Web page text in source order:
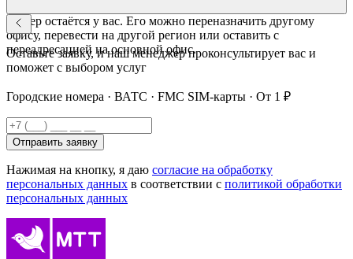
Номер остаётся у вас. Его можно переназначить другому
офису, перевести на другой регион или оставить с
переадресацией на основной офис.
Оставьте заявку, и наш менеджер проконсультирует вас и
поможет с выбором услуг
Городские номера · ВАТС · FMC SIM-карты · От 1 ₽
Отправить заявку
Нажимая на кнопку, я даю согласие на обработку
персональных данных в соответствии с политикой обработки
персональных данных